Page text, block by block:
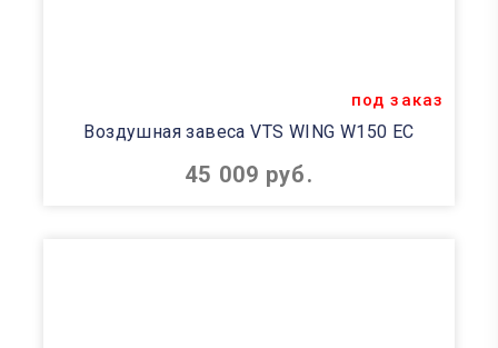
под заказ
Воздушная завеса VTS WING W150 EC
45 009 руб.